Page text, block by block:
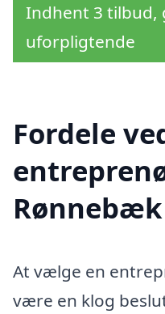
Indhent 3 tilbud,
uforpligtende
Fordele
Rønnebæk
At vælge en
være en klog